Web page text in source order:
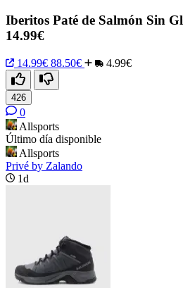
Iberitos Paté de Salmón Sin
14.99€
14.99€ 88.50€ 4.99€
426
0
Allsports
Último día disponible
Allsports
Privé by Zalando
1d